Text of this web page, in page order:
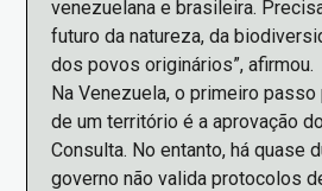
venezuelana e brasileira.
futuro da natureza, da
dos povos originários”, afirmou.
Na Venezuela, o primeiro passo
de um território é a aprovação
Consulta. No entanto, há quase
governo não valida protocolos